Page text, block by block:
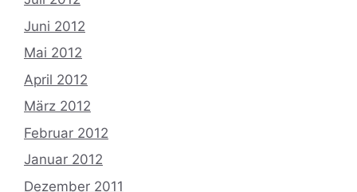
Juni 2012
Mai 2012
April 2012
März 2012
Februar 2012
Januar 2012
Dezember 2011